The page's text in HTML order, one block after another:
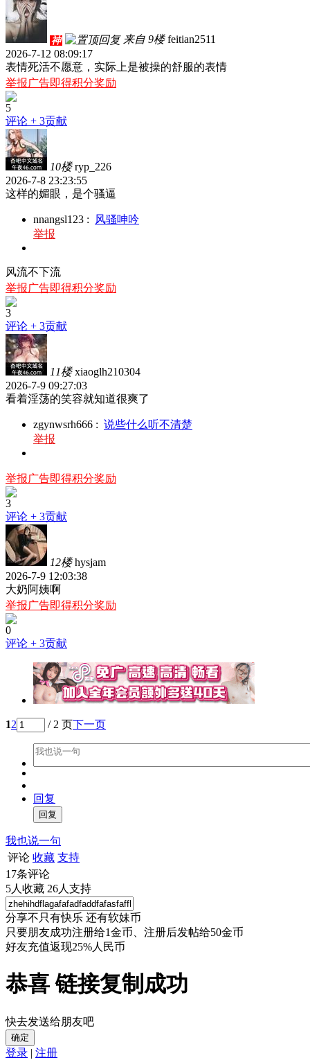
神 来自 9楼 feitian2511
2026-7-12 08:09:17
表情死活不愿意，实际上是被操的舒服的表情
举报广告即得积分奖励
5
评论 + 3贡献
10楼 ryp_226
2026-7-8 23:23:55
这样的媚眼，是个骚逼
nnangsl123 :
风骚呻吟
举报
风流不下流
举报广告即得积分奖励
3
评论 + 3贡献
11楼 xiaoglh210304
2026-7-9 09:27:03
看着淫荡的笑容就知道很爽了
zgynwsrh666 : 说些什么听不清楚
举报
举报广告即得积分奖励
3
评论 + 3贡献
12楼 hysjam
2026-7-9 12:03:38
大奶阿姨啊
举报广告即得积分奖励
0
评论 + 3贡献
12 / 2 页下一页
回复
我也说一句
评论 收藏 支持
17条评论
5人收藏 26人支持
分享不只有快乐 还有软妹币
只要朋友成功注册给1金币、注册后发帖给50金币
好友充值返现25%人民币
恭喜 链接复制成功
快去发送给朋友吧
确定
登录 | 注册